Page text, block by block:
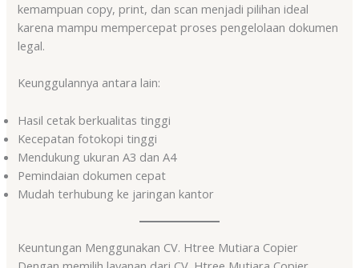
kemampuan copy, print, dan scan menjadi pilihan ideal
karena mampu mempercepat proses pengelolaan dokumen
legal.
Keunggulannya antara lain:
Hasil cetak berkualitas tinggi
Kecepatan fotokopi tinggi
Mendukung ukuran A3 dan A4
Pemindaian dokumen cepat
Mudah terhubung ke jaringan kantor
Keuntungan Menggunakan CV. Htree Mutiara Copier